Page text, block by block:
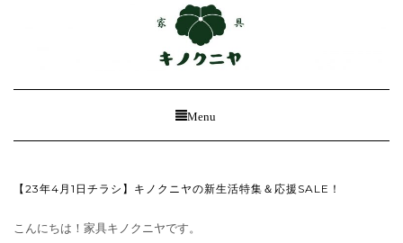
Toggle
Menu
【23年4月1日チラシ】キノクニヤの新生活特集＆応援SALE！
こんにちは！家具キノクニヤです。